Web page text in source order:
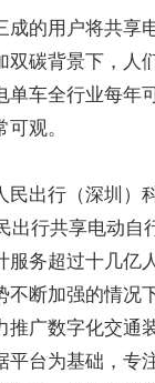
成的用户将共享
双碳背景下，人
单车全行业每年
观。
民出行（深圳）
出行共享电动自
服务超过十几亿
不断加强的情况
推广数字化交通
平台为基础，专